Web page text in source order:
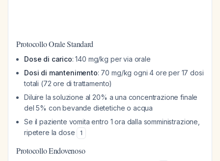
Protocollo Orale Standard
Dose di carico: 140 mg/kg per via orale
Dosi di mantenimento: 70 mg/kg ogni 4 ore per 17 dosi
totali (72 ore di trattamento)
Diluire la soluzione al 20% a una concentrazione finale
del 5% con bevande dietetiche o acqua
Se il paziente vomita entro 1 ora dalla somministrazione,
ripetere la dose
1
Protocollo Endovenoso